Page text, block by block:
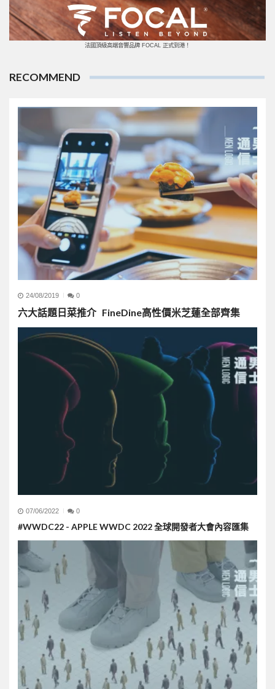
法國頂級高端音響品牌 FOCAL 正式到港！
RECOMMEND
24/08/2019 0
六大話題日菜推介 FineDine高性價米芝蓮全部齊集
07/06/2022 0
#WWDC22 - APPLE WWDC 2022 全球開發者大會內容匯集